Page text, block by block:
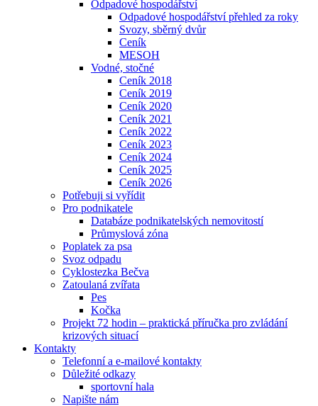
Odpadové hospodářství
Odpadové hospodářství přehled za roky
Svozy, sběrný dvůr
Ceník
MESOH
Vodné, stočné
Ceník 2018
Ceník 2019
Ceník 2020
Ceník 2021
Ceník 2022
Ceník 2023
Ceník 2024
Ceník 2025
Ceník 2026
Potřebuji si vyřídit
Pro podnikatele
Databáze podnikatelských nemovitostí
Průmyslová zóna
Poplatek za psa
Svoz odpadu
Cyklostezka Bečva
Zatoulaná zvířata
Pes
Kočka
Projekt 72 hodin – praktická příručka pro zvládání
krizových situací
Kontakty
Telefonní a e-mailové kontakty
Důležité odkazy
sportovní hala
Napište nám